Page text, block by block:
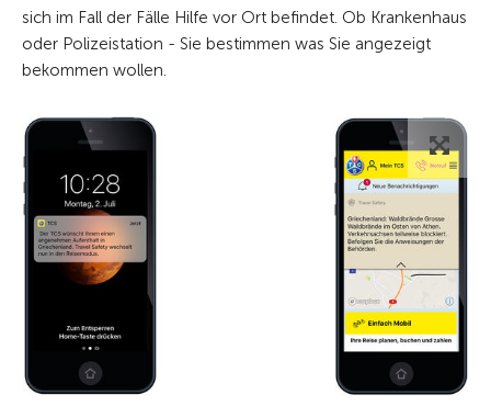
sich im Fall der Fälle Hilfe vor Ort befindet. Ob Krankenhaus
oder Polizeistation - Sie bestimmen was Sie angezeigt
bekommen wollen.